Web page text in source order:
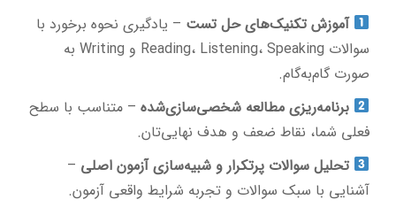
آموزش تکنیک‌های حل تست – یادگیری نحوه برخورد با
سوالات Reading، Listening، Speaking و Writing به
صورت گام‌به‌گام.
برنامه‌ریزی مطالعه شخصی‌سازی‌شده – متناسب با سطح
فعلی شما، نقاط ضعف و هدف نهایی‌تان.
تحلیل سوالات پرتکرار و شبیه‌سازی آزمون اصلی –
آشنایی با سبک سوالات و تجربه شرایط واقعی آزمون.